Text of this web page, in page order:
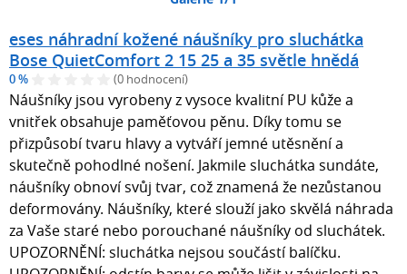
eses náhradní kožené náušníky pro sluchátka
Bose QuietComfort 2 15 25 a 35 světle hnědá
0 % (0 hodnocení)
Náušníky jsou vyrobeny z vysoce kvalitní PU kůže a
vnitřek obsahuje paměťovou pěnu. Díky tomu se
přizpůsobí tvaru hlavy a vytváří jemné utěsnění a
skutečně pohodlné nošení. Jakmile sluchátka sundáte,
náušníky obnoví svůj tvar, což znamená že nezůstanou
deformovány. Náušníky, které slouží jako skvělá náhrada
za Vaše staré nebo porouchané náušníky od sluchátek.
UPOZORNĚNÍ: sluchátka nejsou součástí balíčku.